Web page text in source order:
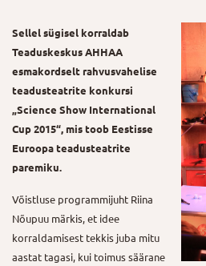
Sellel sügisel korraldab
Teaduskeskus AHHAA
esmakordselt rahvusvahelise
teadusteatrite konkursi
„Science Show International
Cup 2015“, mis toob Eestisse
Euroopa teadusteatrite
paremiku.
Võistluse programmijuht Riina
Nõupuu märkis, et idee
korraldamisest tekkis juba mitu
aastat tagasi, kui toimus säärane